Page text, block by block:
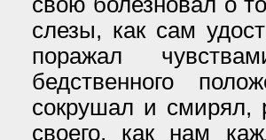
слезы, как сам
поражал
бедственного
сокрушал и смирял,
своего, как нам